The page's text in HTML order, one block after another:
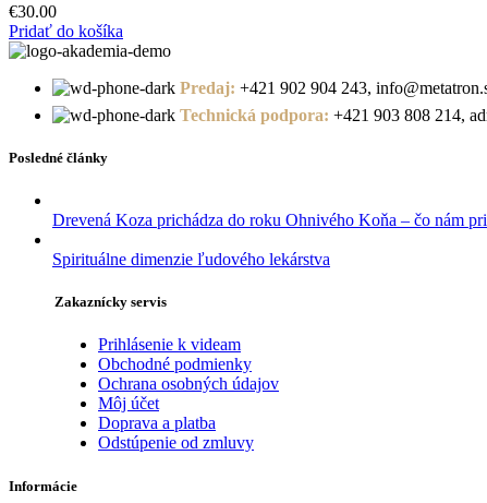
€30.00
Pridať do košíka
Predaj: +421 902 904 243,
Technická podpora: +421 903 808 214,
Posledné články
Drevená Koza prichádza do roku Ohnivého Koňa – čo nám
Spirituálne dimenzie ľudového lekárstva
Zakaznícky servis
Prihlásenie k videam
Obchodné podmienky
Ochrana osobných údajov
Môj účet
Doprava a platba
Odstúpenie od zmluvy
Informácie